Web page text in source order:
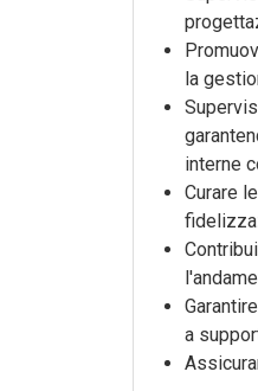
la
interne
Curare
a